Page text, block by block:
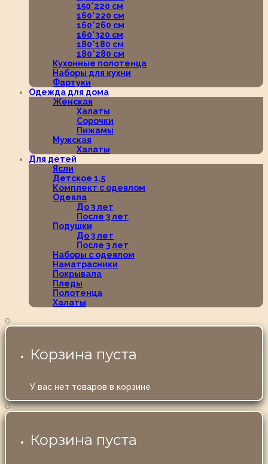
150*220 см
160*220 см
160*260 см
160*320 см
180*180 см
180*280 см
Кухонные полотенца
Наборы для кухни
Фартуки
Одежда для дома
Женская
Халаты
Сорочки
Пижамы
Мужская
Халаты
Для детей
Ясли
Детское 1,5
Комплект с одеялом
Одеяла
До 3 лет
После 3 лет
Подушки
До 3 лет
После 3 лет
Наборы с одеялом
Наматрасники
Покрывала
Пледы
Полотенца
Халаты
0
Корзина пуста
У вас нет товаров в корзине
0
Корзина пуста